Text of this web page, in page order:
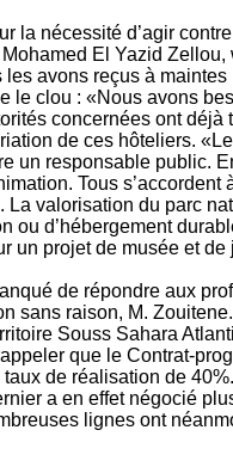
la nécessité d’agir
El Yazid
avons reçus à
le clou : «Nous avons
concernées ont déjà
de ces hôteliers.
un responsable public.
Tous s’accordent
valorisation du parc
ou d’hébergement
un projet de musée et de
de répondre aux
sans raison, M.
Souss Sahara
que le Contrat-
de réalisation de
a en effet négocié
lignes ont